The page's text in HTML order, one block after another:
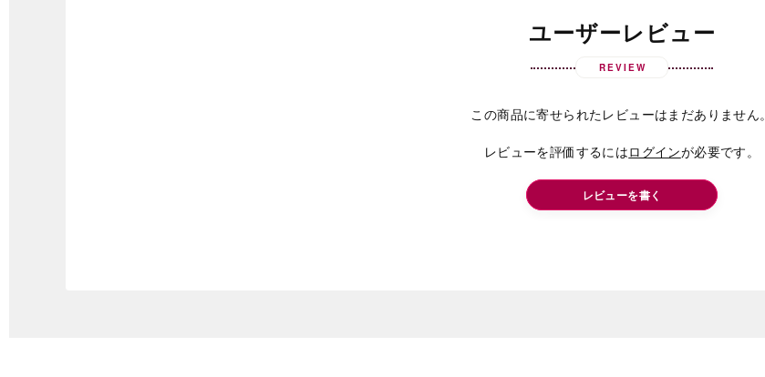
ユーザーレビュー
REVIEW
この商品に寄せられたレビューはまだありません。
レビューを評価するにはログインが必要です。
レビューを書く